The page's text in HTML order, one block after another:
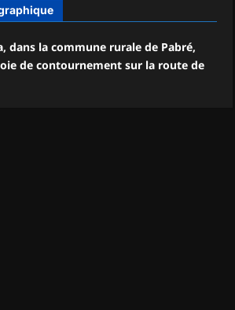
dans la commune rurale de Pabré,
de contournement sur la route de